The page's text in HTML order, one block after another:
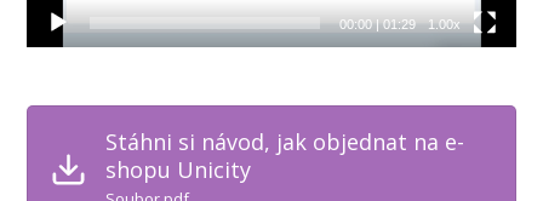
00:00|01:29 1.00x
Stáhni si návod, jak objednat na e-
shopu Unicity